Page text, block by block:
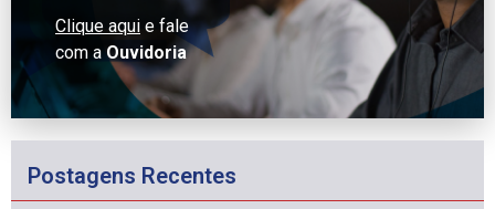
Clique aqui e fale
com a Ouvidoria
Postagens Recentes